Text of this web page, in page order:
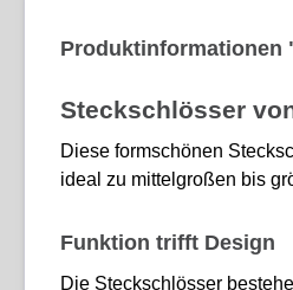
Produktinformationen
Steckschlösser
Diese formschönen
ideal zu mittelgroßen bis
Funktion trifft Design
Die Steckschlösser